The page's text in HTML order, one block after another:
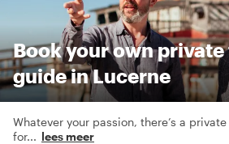
Book your own
guide in Lucerne
Whatever your passion, there’s a
for... lees meer